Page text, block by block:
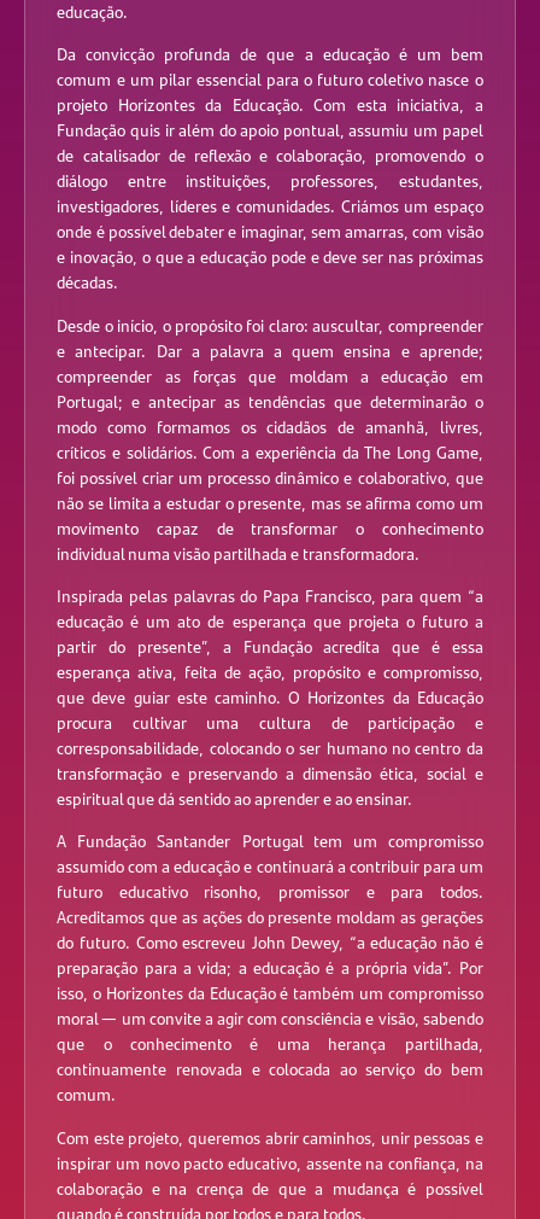
educação.
Da convicção profunda de que a educação é um bem
comum e um pilar essencial para o futuro coletivo nasce o
projeto Horizontes da Educação. Com esta iniciativa, a
Fundação quis ir além do apoio pontual, assumiu um papel
de catalisador de reflexão e colaboração, promovendo o
diálogo entre instituições, professores, estudantes,
investigadores, líderes e comunidades. Criámos um espaço
onde é possível debater e imaginar, sem amarras, com visão
e inovação, o que a educação pode e deve ser nas próximas
décadas.
Desde o início, o propósito foi claro: auscultar, compreender
e antecipar. Dar a palavra a quem ensina e aprende;
compreender as forças que moldam a educação em
Portugal; e antecipar as tendências que determinarão o
modo como formamos os cidadãos de amanhã, livres,
críticos e solidários. Com a experiência da The Long Game,
foi possível criar um processo dinâmico e colaborativo, que
não se limita a estudar o presente, mas se afirma como um
movimento capaz de transformar o conhecimento
individual numa visão partilhada e transformadora.
Inspirada pelas palavras do Papa Francisco, para quem “a
educação é um ato de esperança que projeta o futuro a
partir do presente”, a Fundação acredita que é essa
esperança ativa, feita de ação, propósito e compromisso,
que deve guiar este caminho. O Horizontes da Educação
procura cultivar uma cultura de participação e
corresponsabilidade, colocando o ser humano no centro da
transformação e preservando a dimensão ética, social e
espiritual que dá sentido ao aprender e ao ensinar.
A Fundação Santander Portugal tem um compromisso
assumido com a educação e continuará a contribuir para um
futuro educativo risonho, promissor e para todos.
Acreditamos que as ações do presente moldam as gerações
do futuro. Como escreveu John Dewey, “a educação não é
preparação para a vida; a educação é a própria vida”. Por
isso, o Horizontes da Educação é também um compromisso
moral — um convite a agir com consciência e visão, sabendo
que o conhecimento é uma herança partilhada,
continuamente renovada e colocada ao serviço do bem
comum.
Com este projeto, queremos abrir caminhos, unir pessoas e
inspirar um novo pacto educativo, assente na confiança, na
colaboração e na crença de que a mudança é possível
quando é construída por todos e para todos.